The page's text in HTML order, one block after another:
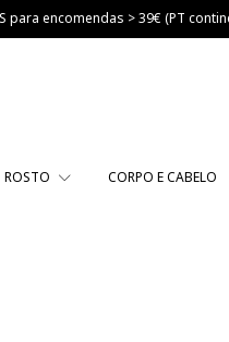
para encomendas > 39€ (PT
ROSTO CORPO E CABELO